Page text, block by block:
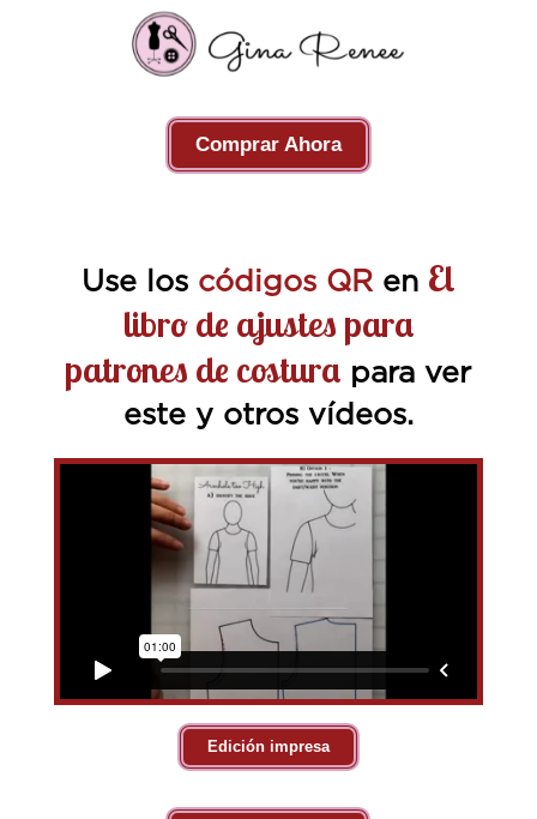
Comprar Ahora
Use los códigos QRen El
libro de ajustes para
patrones de costura para ver
este y otros vídeos.
Edición impresa